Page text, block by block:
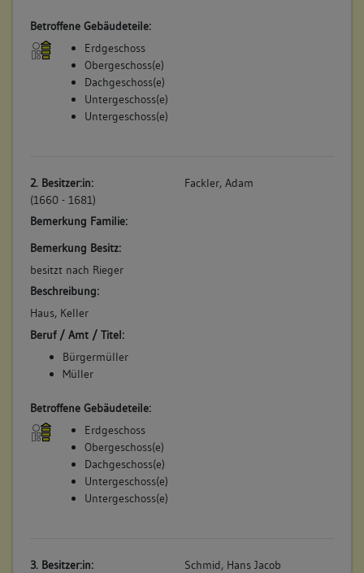
Betroffene Gebäudeteile:
Erdgeschoss
Obergeschoss(e)
Dachgeschoss(e)
Untergeschoss(e)
Untergeschoss(e)
2. Besitzer:in:
(1660 - 1681)
Fackler, Adam
Bemerkung Familie:
Bemerkung Besitz:
besitzt nach Rieger
Beschreibung:
Haus, Keller
Beruf / Amt / Titel:
Bürgermüller
Müller
Betroffene Gebäudeteile:
Erdgeschoss
Obergeschoss(e)
Dachgeschoss(e)
Untergeschoss(e)
Untergeschoss(e)
3. Besitzer:in:
Schmid, Hans Jacob